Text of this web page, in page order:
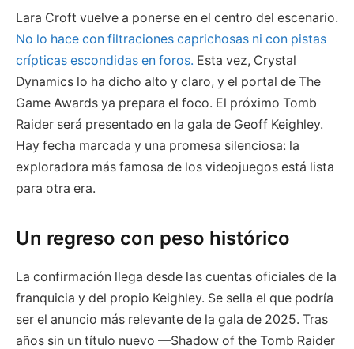
Lara Croft vuelve a ponerse en el centro del escenario.
No lo hace con filtraciones caprichosas ni con pistas
crípticas escondidas en foros. Esta vez, Crystal
Dynamics lo ha dicho alto y claro, y el portal de The
Game Awards ya prepara el foco. El próximo Tomb
Raider será presentado en la gala de Geoff Keighley.
Hay fecha marcada y una promesa silenciosa: la
exploradora más famosa de los videojuegos está lista
para otra era.
Un regreso con peso histórico
La confirmación llega desde las cuentas oficiales de la
franquicia y del propio Keighley. Se sella el que podría
ser el anuncio más relevante de la gala de 2025. Tras
años sin un título nuevo —Shadow of the Tomb Raider